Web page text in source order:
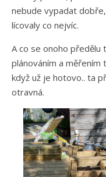
nebude vypadat
lícovaly co nejvíc.
A co se onoho předělu
plánováním a
když už je hotovo.. ta
otravná.